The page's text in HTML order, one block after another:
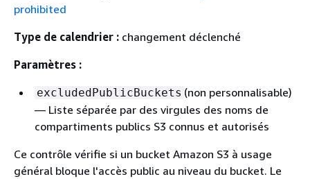
prohibited
Type de calendrier : changement déclenché
Paramètres :
excludedPublicBuckets (non personnalisable)
— Liste séparée par des virgules des noms de
compartiments publics S3 connus et autorisés
Ce contrôle vérifie si un bucket Amazon S3 à usage
général bloque l'accès public au niveau du bucket. Le